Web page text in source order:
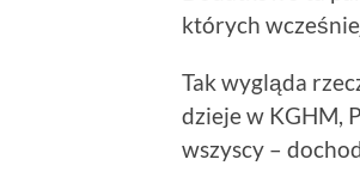
których
Tak wygląda
dzieje w KGHM,
wszyscy –